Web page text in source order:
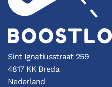
Sint Ignatiusstraat 259
4817 KK Breda
Nederland